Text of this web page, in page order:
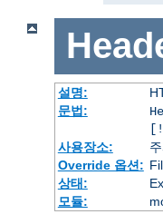
설명:
문법:
사용장소:
Override 옵션:
상태:
모듈: